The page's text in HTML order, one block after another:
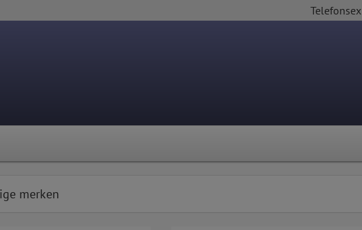
Telefonsex
merken